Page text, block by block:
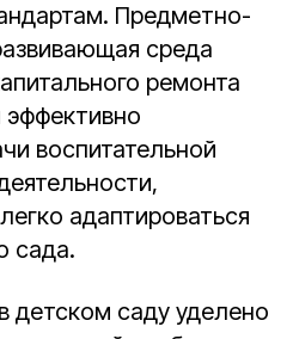
Предметно-
среда
ремонта
эффективно
воспитательной
адаптироваться
сада.
детском саду уделено